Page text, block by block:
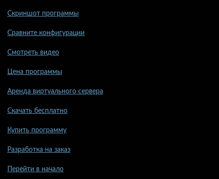
Скриншот программы
Сравните конфигурации
Смотреть видео
Цена программы
Аренда виртуального сервера
Скачать бесплатно
Купить программу
Разработка на заказ
Перейти в начало